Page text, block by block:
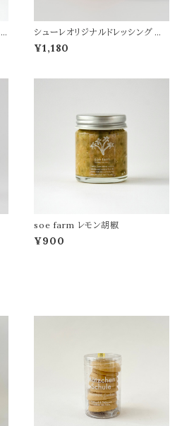
シューレオリジナルドレッシング 人
参
¥1,180
soe farm レモン胡椒
¥900